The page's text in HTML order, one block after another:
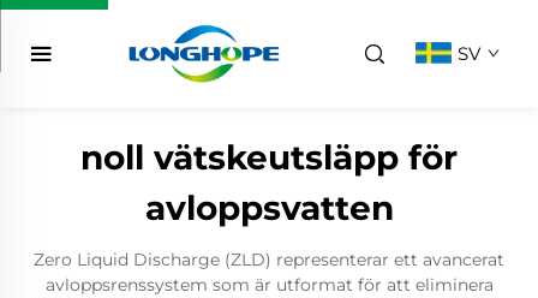
SV
noll vätskeutsläpp för
avloppsvatten
Zero Liquid Discharge (ZLD) representerar ett avancerat
avloppsrenssystem som är utformat för att eliminera